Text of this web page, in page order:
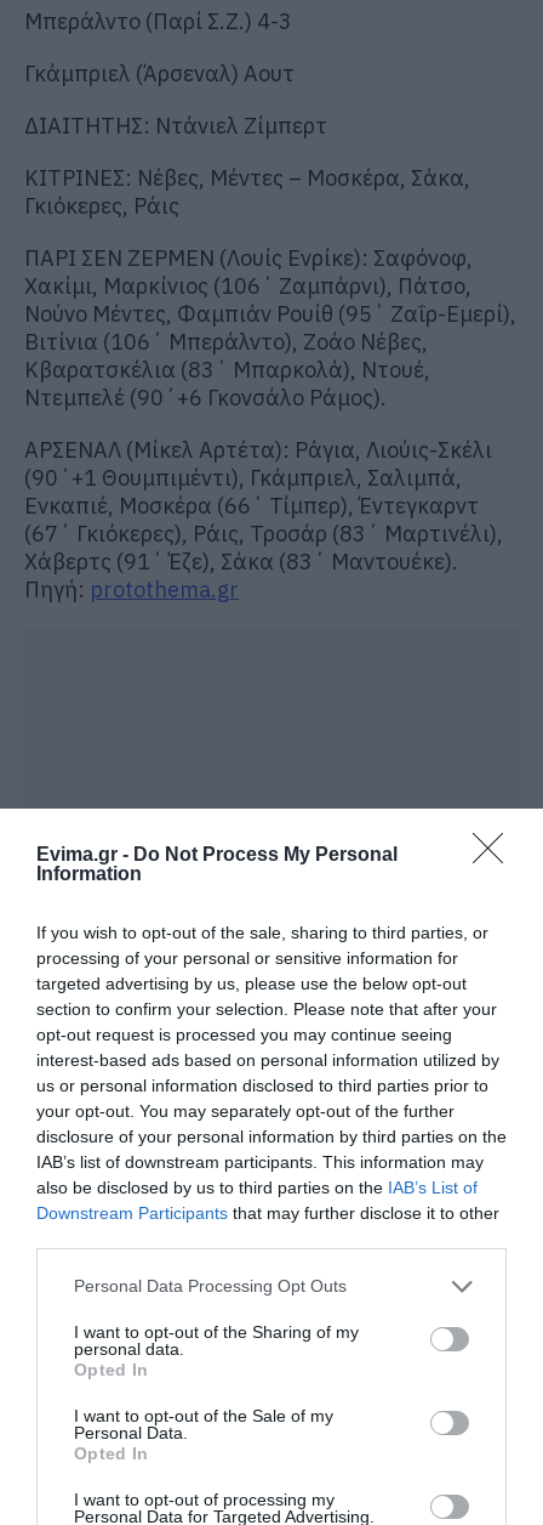
Evima.gr - Do Not Process My Personal
Information
If you wish to opt-out of the sale, sharing to third parties, or
processing of your personal or sensitive information for
targeted advertising by us, please use the below opt-out
section to confirm your selection. Please note that after your
opt-out request is processed you may continue seeing
interest-based ads based on personal information utilized by
us or personal information disclosed to third parties prior to
your opt-out. You may separately opt-out of the further
disclosure of your personal information by third parties on the
IAB’s list of downstream participants. This information may
also be disclosed by us to third parties on the IAB’s List of
Downstream Participants that may further disclose it to other
Please note that this website/app uses one or more Google
not limited to your visit or usage behaviour. You may click to
grant or deny consent to Google and its third-party tags to
use your data for below specified purposes in below Google
consent section.
Personal Data Processing Opt Outs
I want to opt-out of the Sharing of my
personal data.
Opted In
I want to opt-out of the Sale of my
Personal Data.
Opted In
I want to opt-out of processing my
Personal Data for Targeted Advertising.
Μπεράλντο (Παρί Σ.Ζ.) 4-3
Γκάμπριελ (Άρσεναλ) Αουτ
ΔΙΑΙΤΗΤΗΣ: Ντάνιελ Ζίμπερτ
ΚΙΤΡΙΝΕΣ: Νέβες, Μέντες – Μοσκέρα, Σάκα,
Γκιόκερες, Ράις
ΠΑΡΙ ΣΕΝ ΖΕΡΜΕΝ (Λουίς Ενρίκε): Σαφόνοφ,
Χακίμι, Μαρκίνιος (106΄ Ζαμπάρνι), Πάτσο,
Νούνο Μέντες, Φαμπιάν Ρουίθ (95΄ Ζαΐρ-Εμερί),
Βιτίνια (106΄ Μπεράλντο), Ζοάο Νέβες,
Κβαρατσκέλια (83΄ Μπαρκολά), Ντουέ,
Ντεμπελέ (90΄+6 Γκονσάλο Ράμος).
ΑΡΣΕΝΑΛ (Μίκελ Αρτέτα): Ράγια, Λιούις-Σκέλι
(90΄+1 Θουμπιμέντι), Γκάμπριελ, Σαλιμπά,
Ενκαπιέ, Μοσκέρα (66΄ Τίμπερ), Έντεγκαρντ
(67΄ Γκιόκερες), Ράις, Τροσάρ (83΄ Μαρτινέλι),
Χάβερτς (91΄ Έζε), Σάκα (83΄ Μαντουέκε).
Πηγή: protothema.gr
Ακολουθήστε το evima.gr στοGoogle News
Διαβάστε όλες τις
Διαβάστε όλες τις
για την
Ελλάδακαι τον
TAGS: ΠΑΡΙ ΠΡΩΤΑΘΛΗΤΡΙΑ ΕΥΡΩΠΗΣ